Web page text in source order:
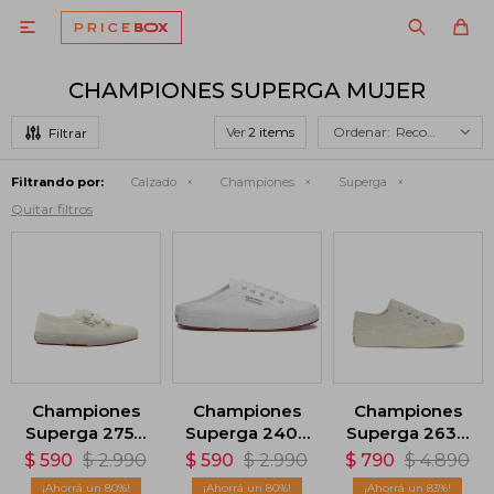

CHAMPIONES SUPERGA MUJER
Ver Recomendados
Filtrando por: Calzado Championes Superga
Quitar filtros
Championes
Superga 2750
- Beige Natural
$ 590 $ 2.990
80
Championes
Superga 2402
Cotu - Blanco
$ 590 $ 2.990
80
Championes
Superga 2630
Stripe
Corduroy -
$ 790 $ 4.890
83